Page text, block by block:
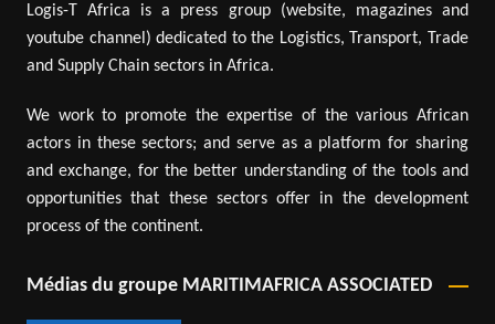
Logis-T Africa is a press group (website, magazines and
youtube channel) dedicated to the Logistics, Transport, Trade
and Supply Chain sectors in Africa.
We work to promote the expertise of the various African
actors in these sectors; and serve as a platform for sharing
and exchange, for the better understanding of the tools and
opportunities that these sectors offer in the development
process of the continent.
Médias du groupe MARITIMAFRICA ASSOCIATED